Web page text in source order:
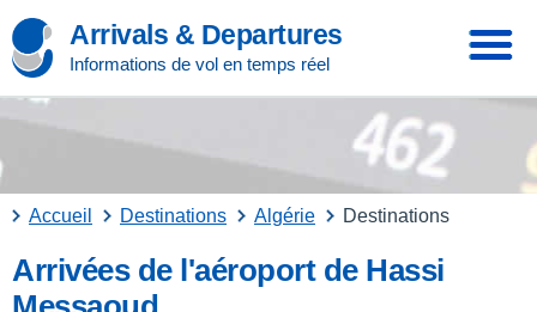
Arrivals & Departures
Informations de vol en temps réel
Accueil Destinations Algérie Destinations
Arrivées de l'aéroport de Hassi